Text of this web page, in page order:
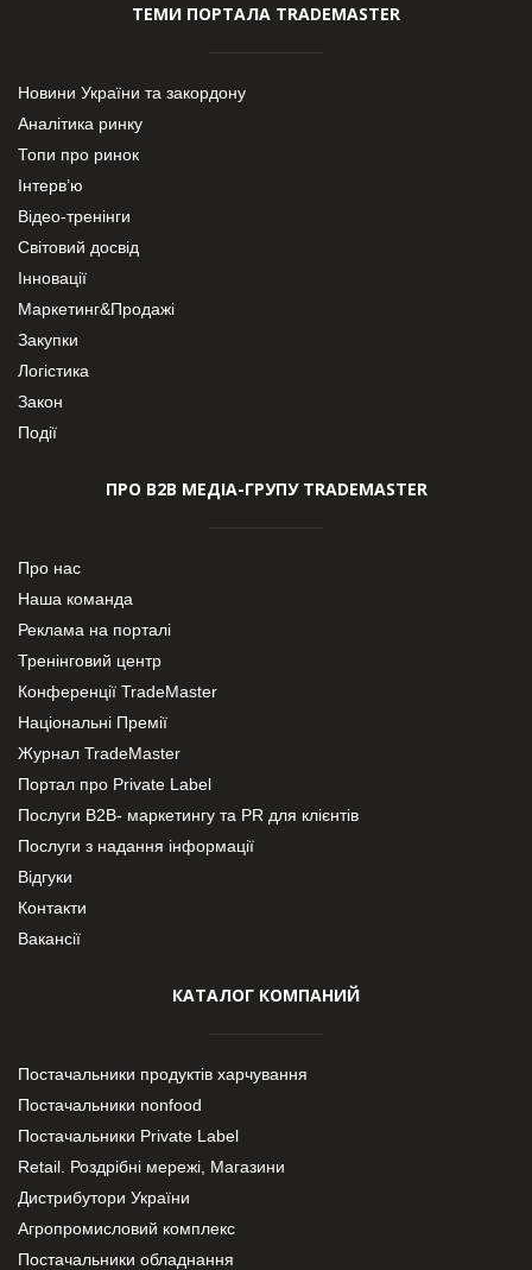
ТЕМИ ПОРТАЛА TRADEMASTER
Новини України та закордону
Аналітика ринку
Топи про ринок
Інтерв’ю
Відео-тренінги
Світовий досвід
Інновації
Маркетинг&Продажі
Закупки
Логістика
Закон
Події
ПРО В2В МЕДІА-ГРУПУ TRADEMASTER
Про нас
Наша команда
Реклама на порталі
Тренінговий центр
Конференції TradeMaster
Національні Премії
Журнал TradeMaster
Портал про Private Label
Послуги В2В- маркетингу та PR для клієнтів
Послуги з надання інформації
Відгуки
Контакти
Вакансії
КАТАЛОГ КОМПАНИЙ
Постачальники продуктів харчування
Постачальники nonfood
Постачальники Private Label
Retail. Роздрібні мережі, Магазини
Дистрибутори України
Агропромисловий комплекс
Постачальники обладнання